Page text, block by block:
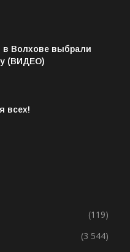
для особенных
Волхове выбрали
всех!
(119)